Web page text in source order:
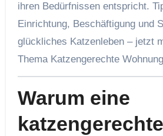
ihren Bedürfnissen entspricht.
Einrichtung, Beschäftigung und
glückliches Katzenleben – jetzt
Thema Katzengerechte
Warum eine
katzengerechte